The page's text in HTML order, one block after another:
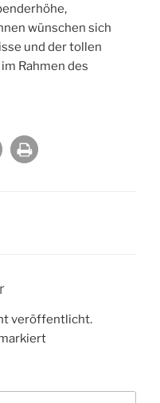
wünschen sich
und der tollen
Rahmen des
veröffentlicht.